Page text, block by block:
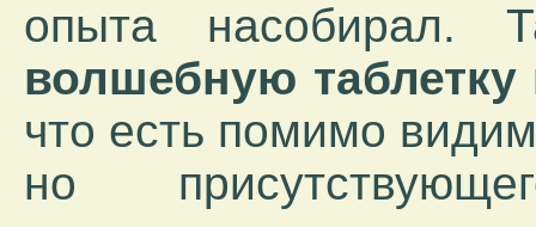
опыта
волшебную таблетку
что есть помимо
но